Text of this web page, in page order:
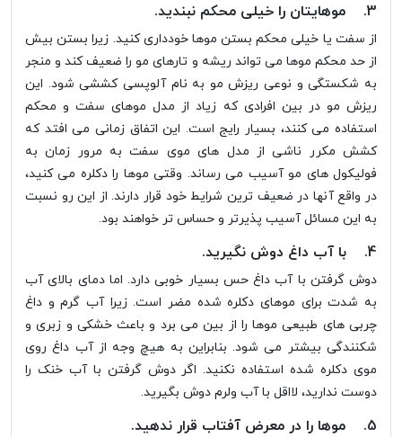
3. موهایتان را خیلی محکم نبندید.
از سفت یا خیلی محکم بستن موها خودداری کنید. زیرا بستن بیش
از حد محکم موها می تواند ریشه و تارهای مو را ضعیف کند و منجر
به شکستگی و نوعی ریزش مو به نام آلوپسی کششی شود. این
ریزش مو در بین افرادی که زیاد از مدل موهای سفت و محکم
استفاده می کنند، بسیار رایج است. این اتفاق زمانی می افتد که
کشش مکرر ناشی از مدل های موی سفت به مرور زمان به
فولیکول های مو آسیب می رساند. وقتی موها را دکلره می کنید،
در واقع آنها در ضعیف ترین شرایط خود قرار دارند. از این رو نسبت
به این مسائل آسیب پذیرتر و حساس تر خواهند بود.
4. با آب داغ دوش نگیرید.
دوش گرفتن با آب داغ حس بسیار خوبی دارد. اما دمای بالای آب
به شدت برای موهای دکلره شده مضر است. زیرا آب گرم و داغ
چربی های طبیعی موها را از بین می برد و باعث خشکی و زبری و
شکنندگی بیشتر می شود. بنابراین به هیچ وجه از آب داغ روی
موی دکلره شده استفاده نکنید. اگر دوش گرفتن با آب خنک را
دوست ندارید، لااقل با آب ولرم دوش بگیرید.
5. موها را در معرض آفتاب قرار ندهید.